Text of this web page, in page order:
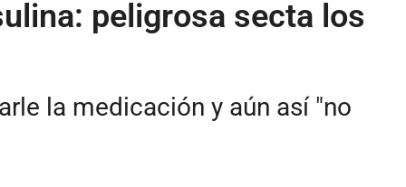
peligrosa secta los
la medicación y aún así "no